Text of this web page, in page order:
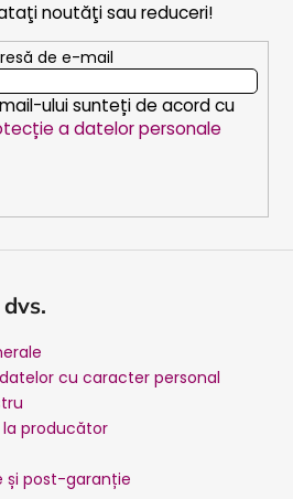
noutăţi sau reduceri!
de e-mail
ului sunteți de acord cu
a datelor personale
cu caracter personal
producător
și post-garanție